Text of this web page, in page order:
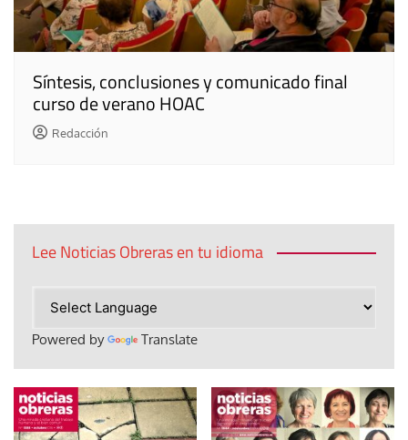
Síntesis, conclusiones y comunicado final
curso de verano HOAC
Redacción
Lee Noticias Obreras en tu idioma
Powered by Translate